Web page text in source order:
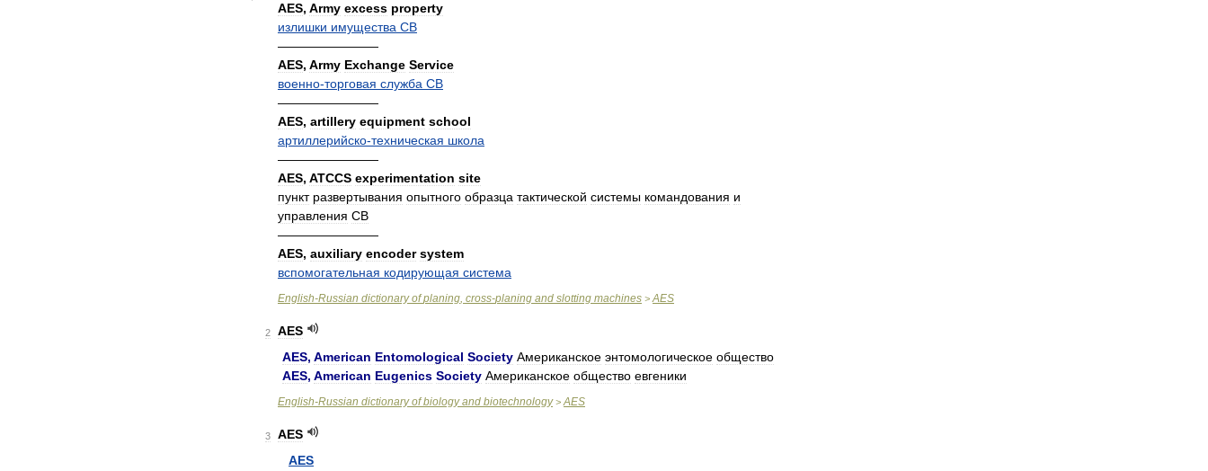
AES, Army excess property
излишки имущества СВ
————————
AES, Army Exchange Service
военно-торговая служба СВ
————————
AES, artillery equipment school
артиллерийско-техническая школа
————————
AES, ATCCS experimentation site
пункт развертывания опытного образца тактической системы командования и
управления СВ
————————
AES, auxiliary encoder system
вспомогательная кодирующая система
English-Russian dictionary of planing, cross-planing and slotting machines > AES
2
AES
AES, American Entomological Society Американское энтомологическое общество
AES, American Eugenics Society Американское общество евгеники
English-Russian dictionary of biology and biotechnology> AES
3
AES
AES